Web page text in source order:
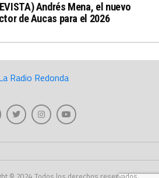
Andrés Mena, el nuevo
de Aucas para el 2026